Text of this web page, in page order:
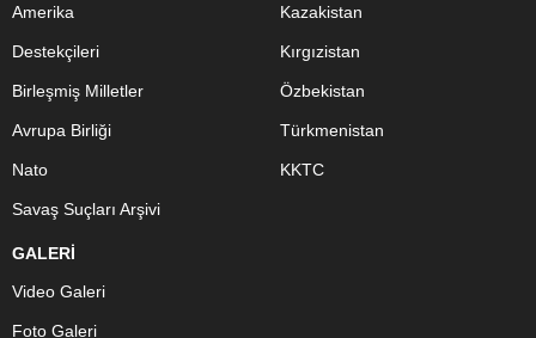
Amerika
Destekçileri
Birleşmiş Milletler
Avrupa Birliği
Nato
Savaş Suçları Arşivi
Kazakistan
Kırgızistan
Özbekistan
Türkmenistan
KKTC
GALERİ
Video Galeri
Foto Galeri